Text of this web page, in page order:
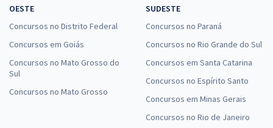
OESTE
Concursos no Distrito Federal
Concursos em Goiás
Concursos no Mato Grosso do
Sul
Concursos no Mato Grosso
SUDESTE
Concursos no Paraná
Concursos no Rio Grande do Sul
Concursos em Santa Catarina
Concursos no Espírito Santo
Concursos em Minas Gerais
Concursos no Rio de Janeiro